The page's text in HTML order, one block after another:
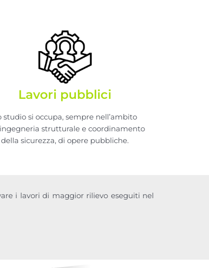
Lavori pubblici
studio si occupa, sempre nell’ambito
strutturale e coordinamento
della sicurezza, di opere pubbliche.
i lavori di maggior rilievo eseguiti nel